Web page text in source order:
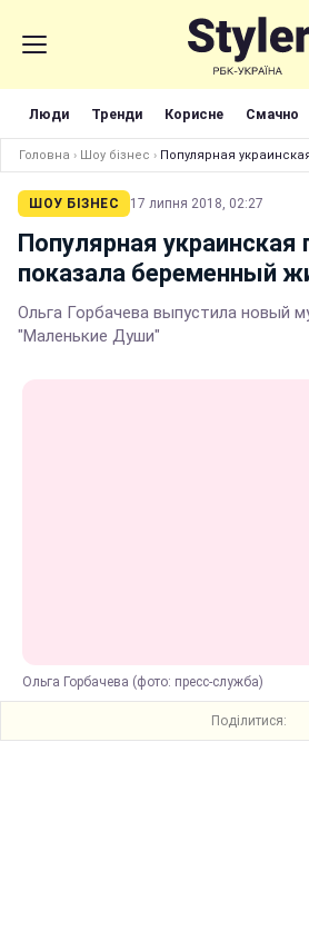
Люди Тренди Корисне Смачно
Головна › Шоу бізнес › Популярная
ШОУ БІЗНЕС 17 липня 2018, 02:27
Популярная украинская
показала беременный
Ольга Горбачева выпустила новый
"Маленькие Души"
Ольга Горбачева (фото: пресс-служба)
Поділитися: